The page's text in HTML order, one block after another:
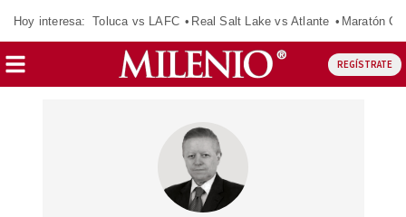
Hoy interesa: Toluca vs LAFC Real Salt Lake vs Atlante Maratón
REGÍSTRATE